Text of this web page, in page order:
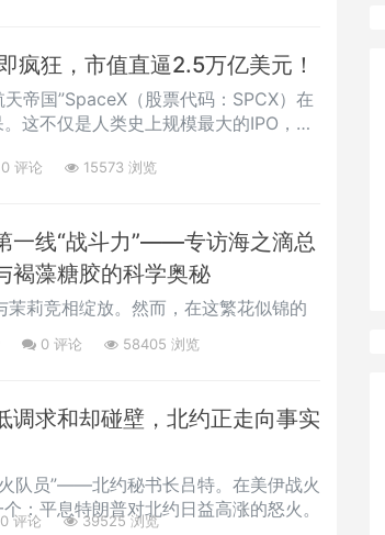
疯狂，市值直逼2.5万亿美元！
帝国”SpaceX（股票代码：SPCX）在
这不仅是人类史上规模最大的IPO，其
0 评论 15573 浏览
一线“战斗力”——专访海之滴总
褐藻糖胶的科学奥秘
莉竞相绽放。然而，在这繁花似锦的
0 评论 58405 浏览
调求和却碰壁，北约正走向事实
队员”——北约秘书长吕特。在美伊战火
：平息特朗普对北约日益高涨的怒火。
0评论 39525 浏览